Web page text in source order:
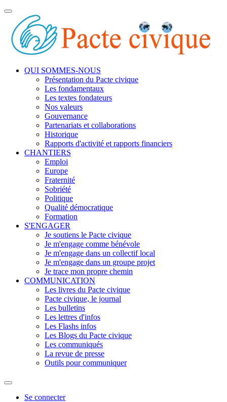
Toggle
navigation
QUI SOMMES-NOUS
Présentation du Pacte civique
Les fondamentaux
Les textes fondateurs
Nos valeurs
Gouvernance
Partenariats et collaborations
Historique
Rapports d'activité et rapports financiers
CHANTIERS
Emploi
Europe
Fraternité
Sobriété
Politique
Qualité démocratique
Formation
S'ENGAGER
Je soutiens le Pacte civique
Je m'engage comme bénévole
Je m'engage dans un collectif local
Je m'engage dans un groupe projet
Je trace mon propre chemin
COMMUNICATION
Les livres du Pacte civique
Pacte civique, le journal
Les bulletins
Les lettres d'infos
Les Flashs infos
Les Blogs du Pacte civique
Les communiqués
La revue de presse
Outils pour communiquer
Rechercher
Se connecter